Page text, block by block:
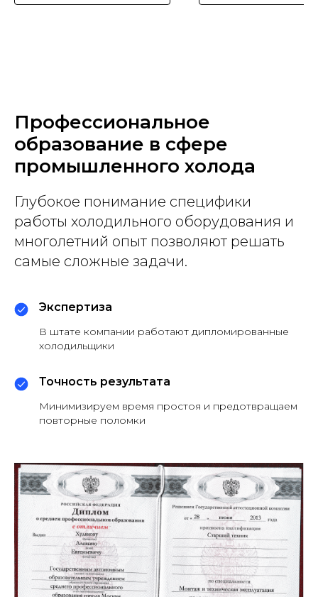
Профессиональное
образование в сфере
промышленного холода
Глубокое понимание специфики
работы холодильного оборудования и
многолетний опыт позволяют решать
самые сложные задачи.
Экспертиза
В штате компании работают дипломированные
холодильщики
Точность результата
Минимизируем время простоя и предотвращаем
повторные поломки